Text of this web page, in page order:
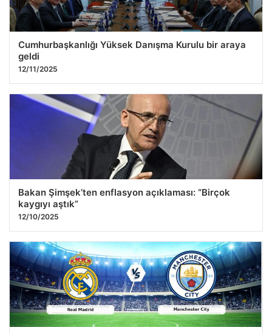
Cumhurbaşkanlığı Yüksek Danışma Kurulu bir araya
geldi
12/11/2025
Bakan Şimşek’ten enflasyon açıklaması: “Birçok
kaygıyı aştık”
12/10/2025